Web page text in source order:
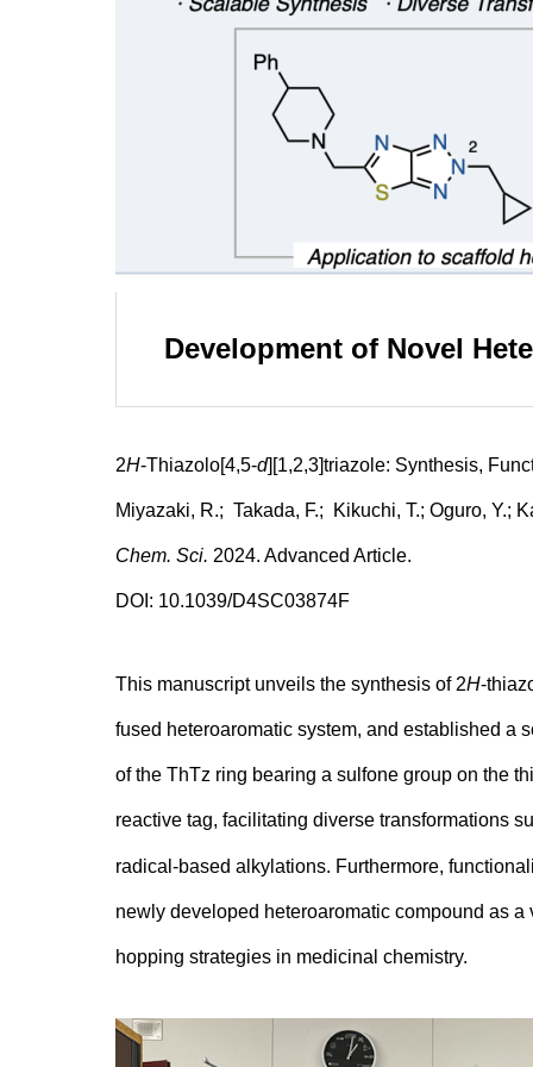
Development of Novel
2H-Thiazolo[4,5-d][1,2,3]triazole: Synthesis,
Miyazaki, R.; Takada, F.; Kikuchi, T.; Oguro, Y.;
Chem. Sci. 2024. Advanced Article.
DOI: 10.1039/D4SC03874F
This manuscript unveils the synthesis of 2H-
fused heteroaromatic system, and established a
of the ThTz ring bearing a sulfone group on the
reactive tag, facilitating diverse transformations
radical-based alkylations. Furthermore,
newly developed heteroaromatic compound as
hopping strategies in medicinal chemistry.